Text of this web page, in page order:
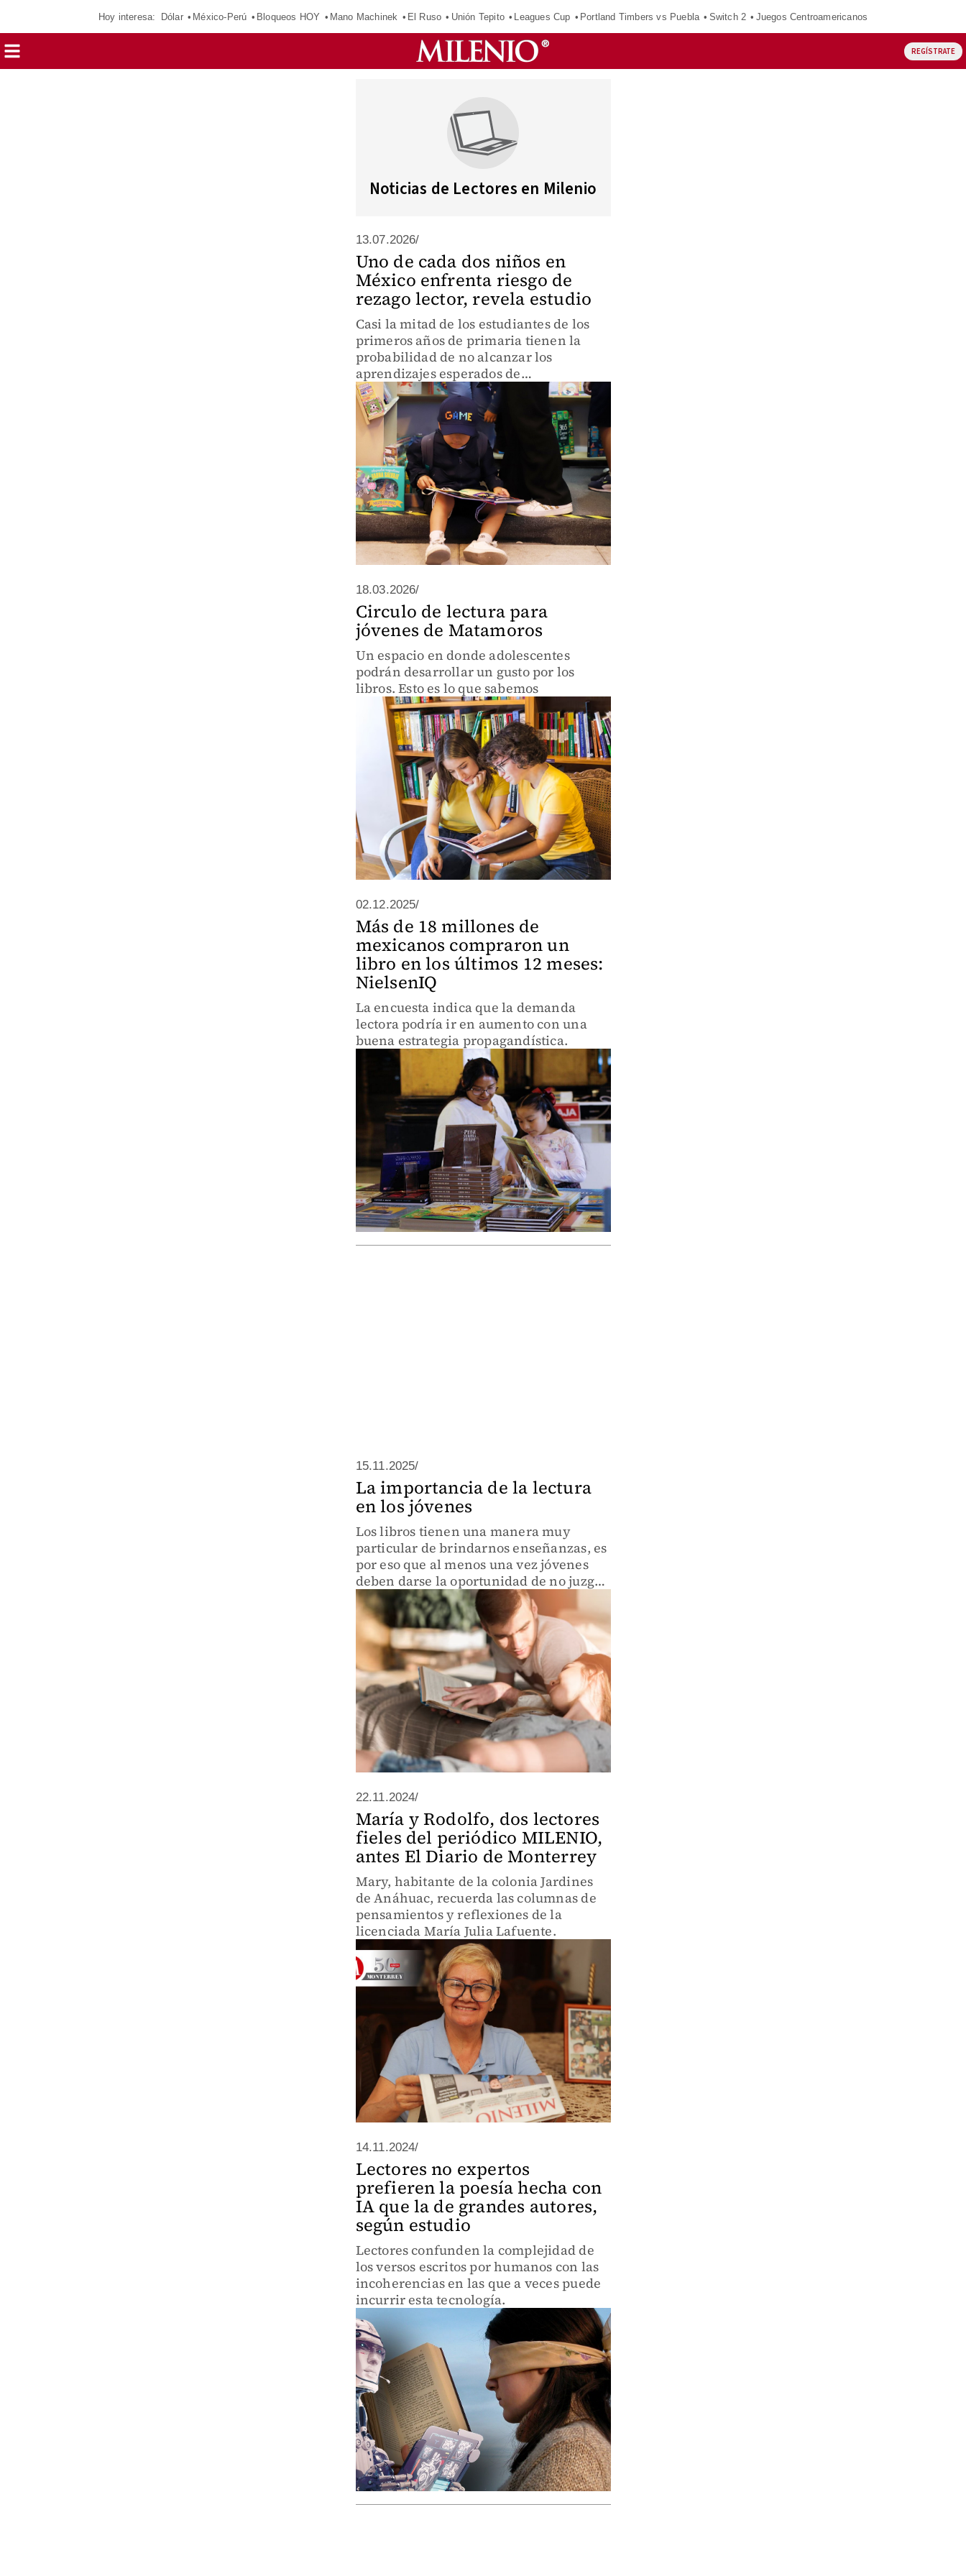
Hoy interesa: Dólar México-Perú Bloqueos HOY Mano Machinek El Ruso Unión Tepito Leagues Cup Portland Timbers vs Puebla Switch 2 Juegos Centroamericanos
REGÍSTRATE
Noticias de Lectores en Milenio
13.07.2026/
Uno de cada dos niños en
México enfrenta riesgo de
rezago lector, revela estudio
Casi la mitad de los estudiantes de los
primeros años de primaria tienen la
probabilidad de no alcanzar los
aprendizajes esperados de
alfabetización.
18.03.2026/
Circulo de lectura para
jóvenes de Matamoros
Un espacio en donde adolescentes
podrán desarrollar un gusto por los
libros. Esto es lo que sabemos
02.12.2025/
Más de 18 millones de
mexicanos compraron un
libro en los últimos 12 meses:
NielsenIQ
La encuesta indica que la demanda
lectora podría ir en aumento con una
buena estrategia propagandística.
15.11.2025/
La importancia de la lectura
en los jóvenes
Los libros tienen una manera muy
particular de brindarnos enseñanzas, es
por eso que al menos una vez jóvenes
deben darse la oportunidad de no juzgar
a un libro por su portada.
22.11.2024/
María y Rodolfo, dos lectores
fieles del periódico MILENIO,
antes El Diario de Monterrey
Mary, habitante de la colonia Jardines
de Anáhuac, recuerda las columnas de
pensamientos y reflexiones de la
licenciada María Julia Lafuente.
14.11.2024/
Lectores no expertos
prefieren la poesía hecha con
IA que la de grandes autores,
según estudio
Lectores confunden la complejidad de
los versos escritos por humanos con las
incoherencias en las que a veces puede
incurrir esta tecnología.